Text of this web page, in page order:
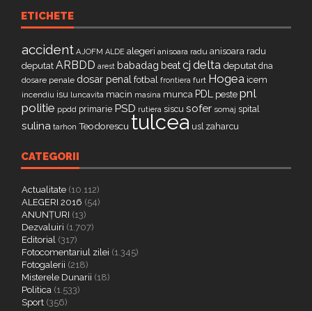
ETICHETE
accident AJOFM ALDE alegeri anisoara radu anisoara radu
deputat ARBDD arest babadag beatcj delta deputat dna
dosare penale dosar penal fotbal frontiera furt Hogea icem
incendiu isu luncavita macin masina munca PDL peste pnl
politie ppdd primarie PSD rutiera siscu sofer somaj spital
sulina tarhon Teodorescu tulcea usl zaharcu
CATEGORII
Actualitate (10.112)
ALEGERI 2016 (54)
ANUNȚURI (13)
Dezvaluiri (1.707)
Editorial (317)
Fotocomentariul zilei (1.345)
Fotogalerii (218)
Misterele Dunarii (18)
Politica (1.533)
Sport (356)